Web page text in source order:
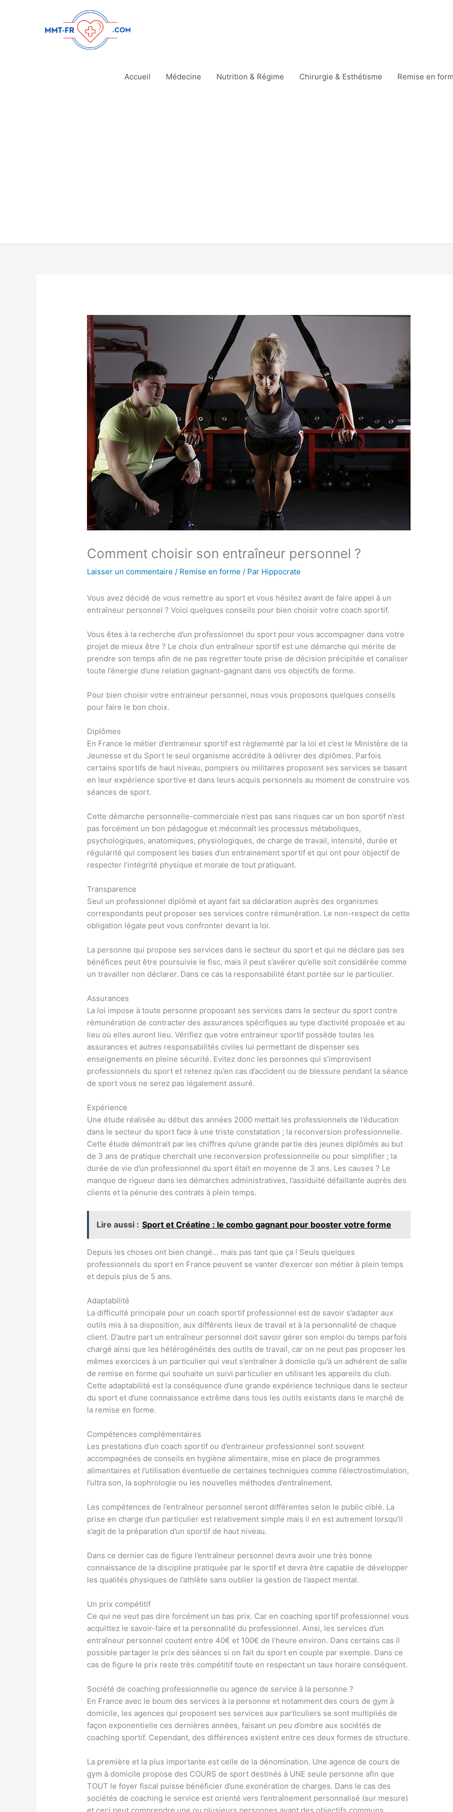
Accueil Médecine Nutrition & Régime Chirurgie & Esthétisme Remise en
Comment choisir son entraîneur personnel ?
Laisser un commentaire / Remise en forme / Par Hippocrate
Vous avez décidé de vous remettre au sport et vous hésitez avant de faire appel à un
entraîneur personnel ? Voici quelques conseils pour bien choisir votre coach sportif.
Vous êtes à la recherche d’un professionnel du sport pour vous accompagner dans votre
projet de mieux être ? Le choix d’un entraîneur sportif est une démarche qui mérite de
prendre son temps afin de ne pas regretter toute prise de décision précipitée et canaliser
toute l’énergie d’une relation gagnant-gagnant dans vos objectifs de forme.
Pour bien choisir votre entraineur personnel, nous vous proposons quelques conseils
pour faire le bon choix.
Diplômes
En France le métier d’entraineur sportif est règlementé par la loi et c’est le Ministère de la
Jeunesse et du Sport le seul organisme accrédite à délivrer des diplômes. Parfois
certains sportifs de haut niveau, pompiers ou militaires proposent ses services se basant
en leur expérience sportive et dans leurs acquis personnels au moment de construire vos
séances de sport.
Cette démarche personnelle-commerciale n’est pas sans risques car un bon sportif n’est
pas forcément un bon pédagogue et méconnaît les processus métaboliques,
psychologiques, anatomiques, physiologiques, de charge de travail, intensité, durée et
régularité qui composent les bases d’un entrainement sportif et qui ont pour objectif de
respecter l’intégrité physique et morale de tout pratiquant.
Transparence
Seul un professionnel diplômé et ayant fait sa déclaration auprès des organismes
correspondants peut proposer ses services contre rémunération. Le non-respect de cette
obligation légale peut vous confronter devant la loi.
La personne qui propose ses services dans le secteur du sport et qui ne déclare pas ses
bénéfices peut être poursuivie le fisc, mais il peut s’avérer qu’elle soit considérée comme
un travailler non déclarer. Dans ce cas la responsabilité étant portée sur le particulier.
Assurances
La loi impose à toute personne proposant ses services dans le secteur du sport contre
rémunération de contracter des assurances spécifiques au type d’activité proposée et au
lieu où elles auront lieu. Vérifiez que votre entraineur sportif possède toutes les
assurances et autres responsabilités civiles lui permettant de dispenser ses
enseignements en pleine sécurité. Evitez donc les personnes qui s’improvisent
professionnels du sport et retenez qu’en cas d’accident ou de blessure pendant la séance
de sport vous ne serez pas légalement assuré.
Expérience
Une étude réalisée au début des années 2000 mettait les professionnels de l’éducation
dans le secteur du sport face à une triste constatation ; la reconversion professionnelle.
Cette étude démontrait par les chiffres qu‘une grande partie des jeunes diplômés au but
de 3 ans de pratique cherchait une reconversion professionnelle ou pour simplifier ; la
durée de vie d’un professionnel du sport était en moyenne de 3 ans. Les causes ? Le
manque de rigueur dans les démarches administratives, l’assiduité défaillante auprès des
clients et la pénurie des contrats à plein temps.
Lire aussi : Sport et Créatine : le combo gagnant pour booster votre forme
Depuis les choses ont bien changé… mais pas tant que ça ! Seuls quelques
professionnels du sport en France peuvent se vanter d’exercer son métier à plein temps
et depuis plus de 5 ans.
Adaptabilité
La difficulté principale pour un coach sportif professionnel est de savoir s’adapter aux
outils mis à sa disposition, aux différents lieux de travail et à la personnalité de chaque
client. D’autre part un entraîneur personnel doit savoir gérer son emploi du temps parfois
chargé ainsi que les hétérogénéités des outils de travail, car on ne peut pas proposer les
mêmes exercices à un particulier qui veut s’entraîner à domicile qu’à un adhérent de salle
de remise en forme qui souhaite un suivi particulier en utilisant les appareils du club.
Cette adaptabilité est la conséquence d’une grande expérience technique dans le secteur
du sport et d’une connaissance extrême dans tous les outils existants dans le marché de
la remise en forme.
Compétences complémentaires
Les prestations d’un coach sportif ou d’entraineur professionnel sont souvent
accompagnées de conseils en hygiène alimentaire, mise en place de programmes
alimentaires et l’utilisation éventuelle de certaines techniques comme l’électrostimulation,
l’ultra son, la sophrologie ou les nouvelles méthodes d’entraînement.
Les compétences de l’entraîneur personnel seront différentes selon le public ciblé. La
prise en charge d’un particulier est relativement simple mais il en est autrement lorsqu’il
s’agit de la préparation d’un sportif de haut niveau.
Dans ce dernier cas de figure l’entraîneur personnel devra avoir une très bonne
connaissance de la discipline pratiquée par le sportif et devra être capable de développer
les qualités physiques de l’athlète sans oublier la gestion de l’aspect mental.
Un prix compétitif
Ce qui ne veut pas dire forcément un bas prix. Car en coaching sportif professionnel vous
acquittez le savoir-faire et la personnalité du professionnel. Ainsi, les services d’un
entraîneur personnel coutent entre 40€ et 100€ de l’heure environ. Dans certains cas il
possible partager le prix des séances si on fait du sport en couple par exemple. Dans ce
cas de figure le prix reste très compétitif toute en respectant un taux horaire conséquent.
Société de coaching professionnelle ou agence de service à la personne ?
En France avec le boum des services à la personne et notamment des cours de gym à
domicile, les agences qui proposent ses services aux particuliers se sont multipliés de
façon exponentielle ces dernières années, faisant un peu d’ombre aux sociétés de
coaching sportif. Cependant, des différences existent entre ces deux formes de structure.
La première et la plus importante est celle de la dénomination. Une agence de cours de
gym à domicile propose des COURS de sport destinés à UNE seule personne afin que
TOUT le foyer fiscal puisse bénéficier d’une exonération de charges. Dans le cas des
sociétés de coaching le service est orienté vers l’entraînement personnalisé (sur mesure)